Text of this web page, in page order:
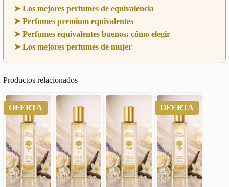
➤ Los mejores perfumes de equivalencia
➤ Perfumes premium equivalentes
➤ Perfumes equivalentes buenos: cómo elegir
➤ Los mejores perfumes de mujer
Productos relacionados
OFERTA OFERTA